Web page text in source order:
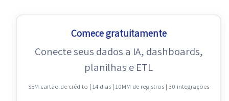
Comece gratuitamente
Conecte seus dados a IA, dashboards,
planilhas e ETL
SEM cartão de crédito | 14 dias | 10MM de registros | 30 integrações